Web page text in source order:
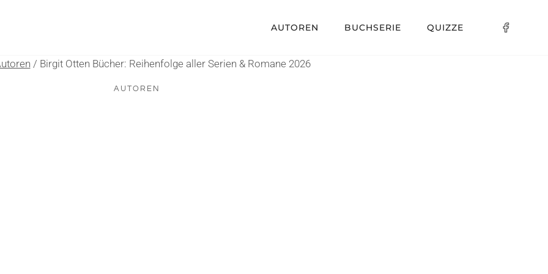
AUTOREN BUCHSERIE QUIZZE
/ Birgit Otten Bücher: Reihenfolge aller Serien & Romane 2026
AUTOREN